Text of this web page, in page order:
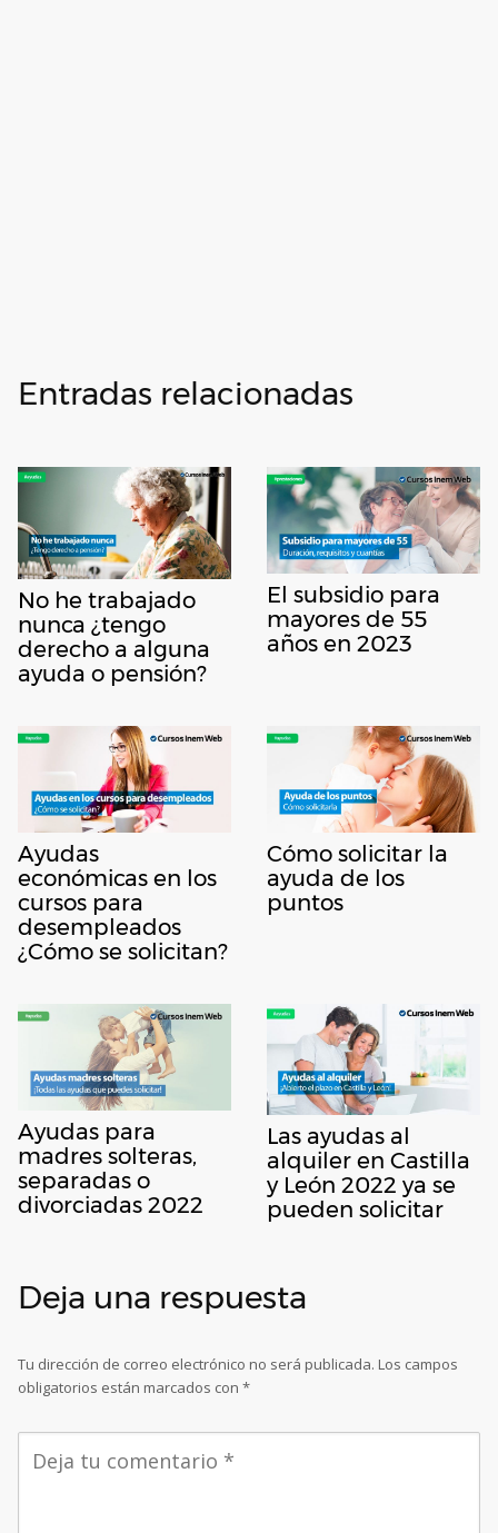
Entradas relacionadas
No he trabajado
nunca ¿tengo
derecho a alguna
ayuda o pensión?
El subsidio para
mayores de 55
años en 2023
Ayudas
económicas en los
cursos para
desempleados
¿Cómo se solicitan?
Cómo solicitar la
ayuda de los
puntos
Ayudas para
madres solteras,
separadas o
divorciadas 2022
Las ayudas al
alquiler en Castilla
y León 2022 ya se
pueden solicitar
Deja una respuesta
Tu dirección de correo electrónico no será publicada. Los campos
obligatorios están marcados con *